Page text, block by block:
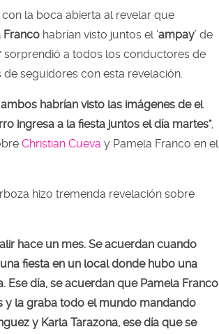
la boca abierta al revelar que
habrían visto juntos el ‘ampay’ de
sorprendió a todos los conductores de
seguidores con esta revelación.
habrían visto las imágenes de el
ingresa a la fiesta juntos el día martes",
Christian Cueva y Pamela Franco en el
hizo tremenda revelación sobre
hace un mes. Se acuerdan cuando
fiesta en un local donde hubo una
Ese día, se acuerdan que Pamela Franco
y la graba todo el mundo mandando
y Karla Tarazona, ese día que se